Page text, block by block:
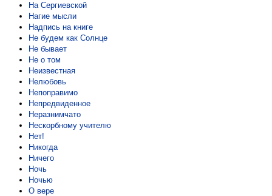
На Сергиевской
Нагие мысли
Надпись на книге
Не будем как Солнце
Не бывает
Не о том
Неизвестная
Нелюбовь
Непоправимо
Непредвиденное
Неразнимчато
Нескорбному учителю
Нет!
Никогда
Ничего
Ночь
Ночью
О вере